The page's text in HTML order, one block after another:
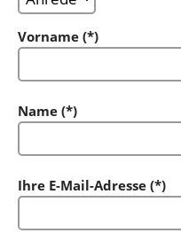
Vorname (*)
Name (*)
Ihre E-Mail-Adresse (*)